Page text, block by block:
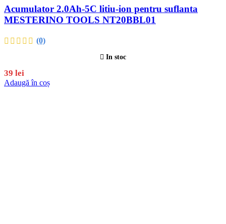
Acumulator 2.0Ah-5C litiu-ion pentru suflanta
MESTERINO TOOLS NT20BBL01
(0)
In stoc
39 lei
Adaugă în coș